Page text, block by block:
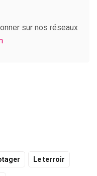
sur nos réseaux
Le terroir